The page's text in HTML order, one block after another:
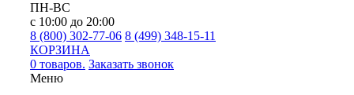
ПН-ВС
с 10:00 до 20:00
8 (800) 302-77-06 8 (499) 348-15-11
КОРЗИНА
0 товаров. Заказать звонок
Меню